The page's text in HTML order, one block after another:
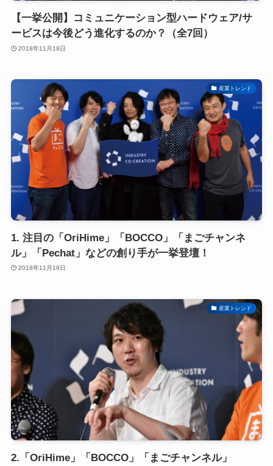
【一挙公開】コミュニケーション型ハードウェア/サ
ービスは今後どう進化するのか？（全7回）
2018年11月19日
産業トレンド
1. 注目の「OriHime」「BOCCO」「まごチャンネ
ル」「Pechat」などの創り手が一挙登壇！
2018年11月19日
産業トレンド
2.「OriHime」「BOCCO」「まごチャンネル」